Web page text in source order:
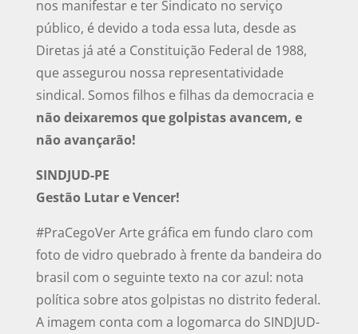
nos manifestar e ter Sindicato no serviço
público, é devido a toda essa luta, desde as
Diretas já até a Constituição Federal de 1988,
que assegurou nossa representatividade
sindical. Somos filhos e filhas da democracia e
não deixaremos que golpistas avancem, e
não avançarão!
SINDJUD-PE
Gestão Lutar e Vencer!
#PraCegoVer Arte gráfica em fundo claro com
foto de vidro quebrado à frente da bandeira do
brasil com o seguinte texto na cor azul: nota
política sobre atos golpistas no distrito federal.
A imagem conta com a logomarca do SINDJUD-